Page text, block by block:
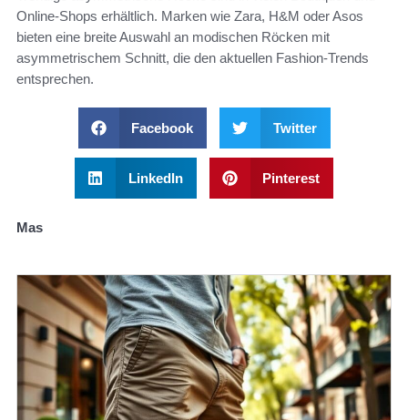
Online-Shops erhältlich. Marken wie Zara, H&M oder Asos
bieten eine breite Auswahl an modischen Röcken mit
asymmetrischem Schnitt, die den aktuellen Fashion-Trends
entsprechen.
Facebook Twitter
LinkedIn Pinterest
Mas